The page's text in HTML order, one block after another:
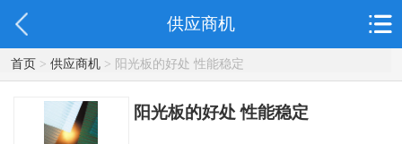
供应商机
首页> 供应商机> 阳光板的好处 性能稳定
阳光板的好处 性能稳定